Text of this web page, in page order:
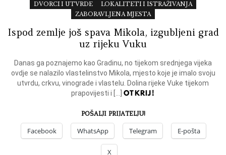
DVORCI I UTVRDE
LOKALITETI I ISTRAŽIVANJA
ZABORAVLJENA MJESTA
Ispod zemlje još spava Mikola, izgubljeni grad
uz rijeku Vuku
Danas ga poznajemo kao Gradinu, no tijekom srednjega vijeka
ovdje se nalazilo vlastelinstvo Mikola, mjesto koje je imalo svoju
utvrdu, crkvu, vinograde i vlastelu. Dolina rijeke Vuke tijekom
prapovijesti i […] OTKRIJ!
POŠALJI PRIJATELJU!
Facebook WhatsApp Telegram E-pošta
X